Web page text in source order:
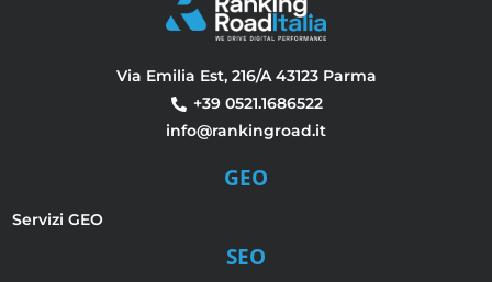
Via Emilia Est, 216/A 43123 Parma
+39 0521.1686522
info@rankingroad.it
GEO
Servizi GEO
SEO